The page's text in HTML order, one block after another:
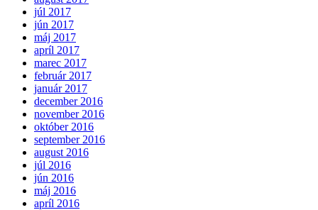
júl 2017
jún 2017
máj 2017
apríl 2017
marec 2017
február 2017
január 2017
december 2016
november 2016
október 2016
september 2016
august 2016
júl 2016
jún 2016
máj 2016
apríl 2016